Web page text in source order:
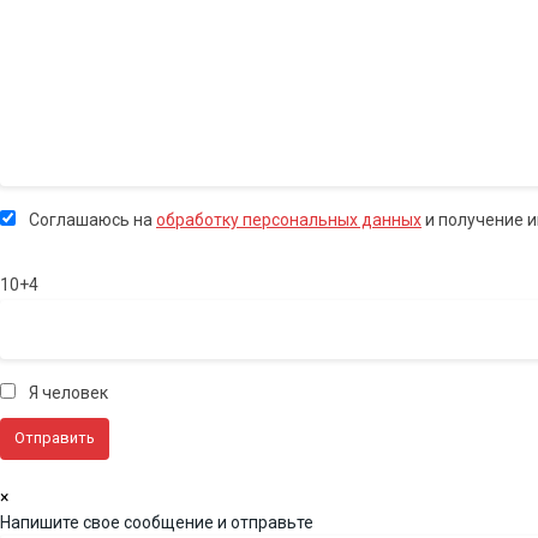
Соглашаюсь на обработку персональных данныхи получение
10+4
Я человек
×
Напишите свое сообщение и отправьте